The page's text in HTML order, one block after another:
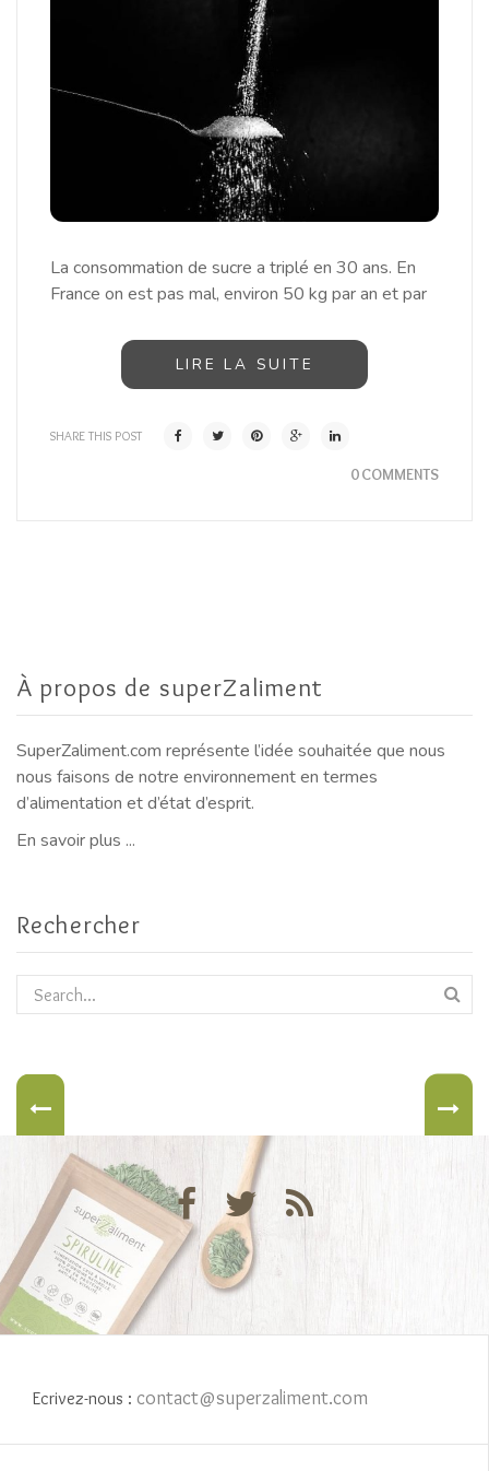
La consommation de sucre a triplé en 30 ans. En
France on est pas mal, environ 50 kg par an et par
LIRE LA SUITE
SHARE THIS POST
0 COMMENTS
À propos de superZaliment
SuperZaliment.com représente l’idée souhaitée que nous
nous faisons de notre environnement en termes
d’alimentation et d’état d’esprit.
En savoir plus ...
Rechercher
Ecrivez-nous : contact@superzaliment.com